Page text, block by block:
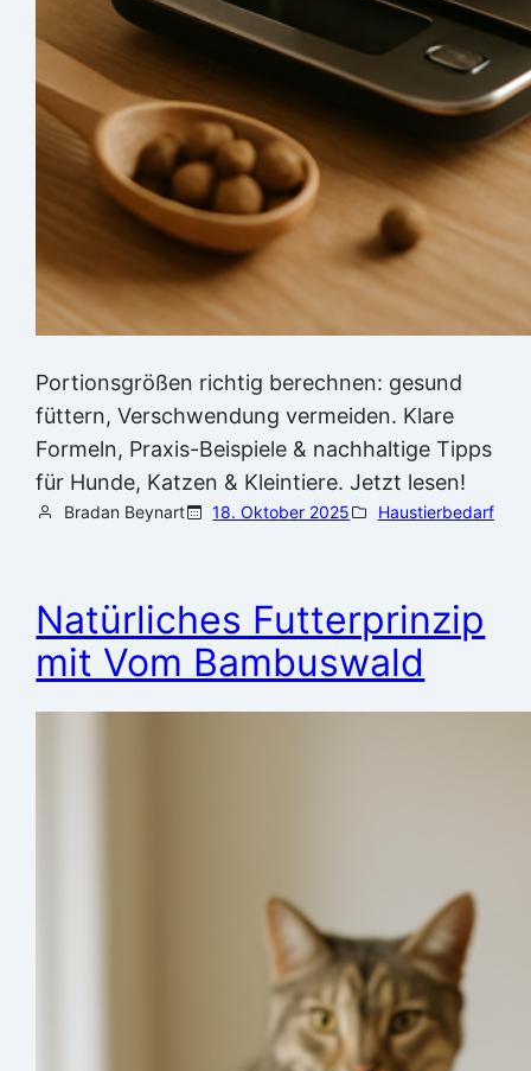
Portionsgrößen richtig berechnen: gesund
füttern, Verschwendung vermeiden. Klare
Formeln, Praxis-Beispiele & nachhaltige Tipps
für Hunde, Katzen & Kleintiere. Jetzt lesen!
Bradan Beynart 18. Oktober 2025 Haustierbedarf
Natürliches Futterprinzip
mit Vom Bambuswald